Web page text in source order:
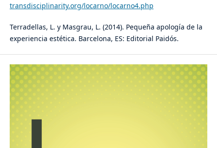
transdisciplinarity.org/locarno/locarno4.php
Terradellas, L. y Masgrau, L. (2014). Pequeña apología de la
experiencia estética. Barcelona, ES: Editorial Paidós.